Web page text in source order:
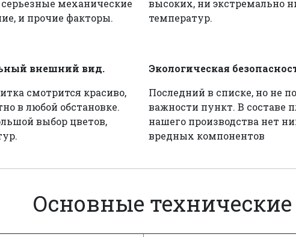
механические
и прочие факторы.
высоких, ни экстремально
температур.
внешний вид.
смотрится красиво,
в любой обстановке.
выбор цветов,
Экологическая
Последний в списке, но не
важности пункт. В составе
нашего производства нет
вредных компонентов
Основные